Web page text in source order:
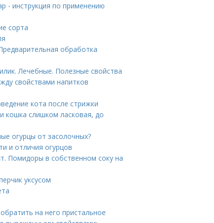
- инструкция по применению
сорта
обработка
Лечебные. Полезные свойства
свойствами напитков
кота после стрижки
кошка слишком ласковая, до
огурцы от засолочных?
и отличия огурцов
Помидоры в собственном соку на
уксусом
на него пристальное